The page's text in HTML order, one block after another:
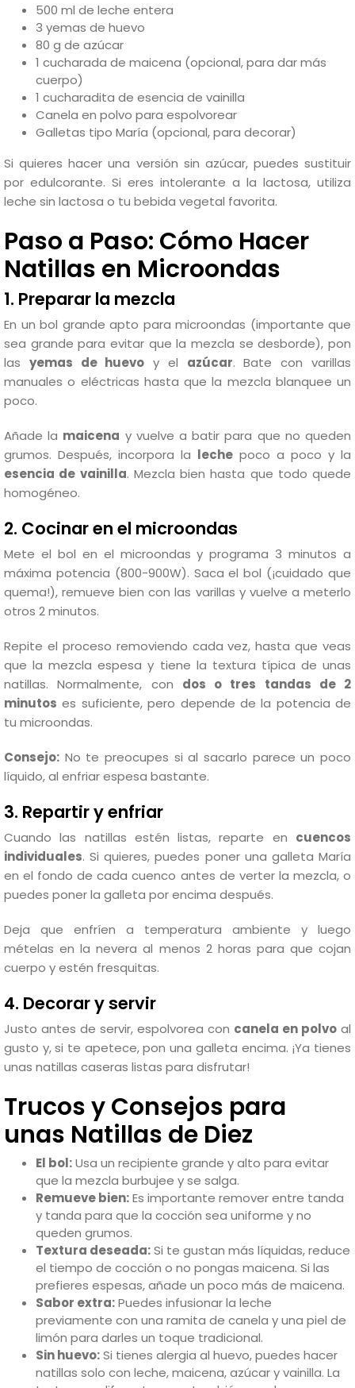
500 ml de leche entera
3 yemas de huevo
80 g de azúcar
1 cucharada de maicena (opcional, para dar más
cuerpo)
1 cucharadita de esencia de vainilla
Canela en polvo para espolvorear
Galletas tipo María (opcional, para decorar)
Si quieres hacer una versión sin azúcar, puedes sustituir
por edulcorante. Si eres intolerante a la lactosa, utiliza
leche sin lactosa o tu bebida vegetal favorita.
Paso a Paso: Cómo Hacer
Natillas en Microondas
1. Preparar la mezcla
En un bol grande apto para microondas (importante que
sea grande para evitar que la mezcla se desborde), pon
las yemas de huevo y el azúcar. Bate con varillas
manuales o eléctricas hasta que la mezcla blanquee un
poco.
Añade la maicena y vuelve a batir para que no queden
grumos. Después, incorpora la leche poco a poco y la
esencia de vainilla. Mezcla bien hasta que todo quede
homogéneo.
2. Cocinar en el microondas
Mete el bol en el microondas y programa 3 minutos a
máxima potencia (800-900W). Saca el bol (¡cuidado que
quema!), remueve bien con las varillas y vuelve a meterlo
otros 2 minutos.
Repite el proceso removiendo cada vez, hasta que veas
que la mezcla espesa y tiene la textura típica de unas
natillas. Normalmente, con dos o tres tandas de 2
minutos es suficiente, pero depende de la potencia de
tu microondas.
Consejo: No te preocupes si al sacarlo parece un poco
líquido, al enfriar espesa bastante.
3. Repartir y enfriar
Cuando las natillas estén listas, reparte en cuencos
individuales. Si quieres, puedes poner una galleta María
en el fondo de cada cuenco antes de verter la mezcla, o
puedes poner la galleta por encima después.
Deja que enfríen a temperatura ambiente y luego
mételas en la nevera al menos 2 horas para que cojan
cuerpo y estén fresquitas.
4. Decorar y servir
Justo antes de servir, espolvorea con canela en polvo al
gusto y, si te apetece, pon una galleta encima. ¡Ya tienes
unas natillas caseras listas para disfrutar!
Trucos y Consejos para
unas Natillas de Diez
El bol:Usa un recipiente grande y alto para evitar
que la mezcla burbujee y se salga.
Remueve bien:Es importante remover entre tanda
y tanda para que la cocción sea uniforme y no
queden grumos.
Textura deseada:Si te gustan más líquidas, reduce
el tiempo de cocción o no pongas maicena. Si las
prefieres espesas, añade un poco más de maicena.
Sabor extra:Puedes infusionar la leche
previamente con una ramita de canela y una piel de
limón para darles un toque tradicional.
Sin huevo:Si tienes alergia al huevo, puedes hacer
natillas solo con leche, maicena, azúcar y vainilla. La